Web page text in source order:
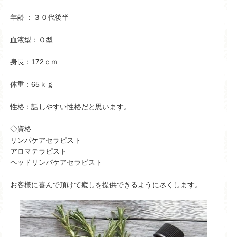
年齢 ：３０代後半
血液型：Ｏ型
身長：172ｃｍ
体重：65ｋｇ
性格：話しやすい性格だと思います。
◇資格
リンパケアセラピスト
アロマテラピスト
ヘッドリンパケアセラピスト
お客様に喜んで頂けて癒しを提供できるように尽くします。